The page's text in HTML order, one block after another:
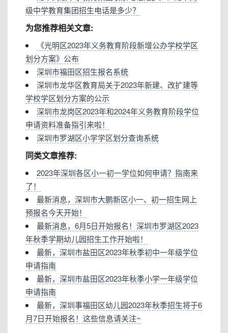
级中学教育集团招生电话是多少？
为您推荐相关文章:
《光明区2023年义务教育阶段新增公办学校学区
划分方案》公布
深圳市福田区招生报名系统
深圳市龙华区教育局关于2023年新建、改扩建等
学校学区划分方案的公示
深圳市龙岗区2023年和2024年义务教育阶段学位
申请资料准备指引来啦！
深圳市罗湖区小学学区划分查询系统
同类文章推荐:
2023年深圳各区小一初一学位如何申请？指南来
了！
最新消息，深圳市大鹏新区小一、初一招生网上
预报名今天开始！
最新消息，6月5日开始报名！深圳市罗湖区2023
年秋季学期幼儿园招生工作开始啦！
最新，深圳市盐田区2023年秋季初中一年级学位
申请指南
最新，深圳市盐田区2023年秋季小学一年级学位
申请指南
最新，深圳事福田区幼儿园2023年秋季招生将于6
月7日开始报名！这些信息请关注~